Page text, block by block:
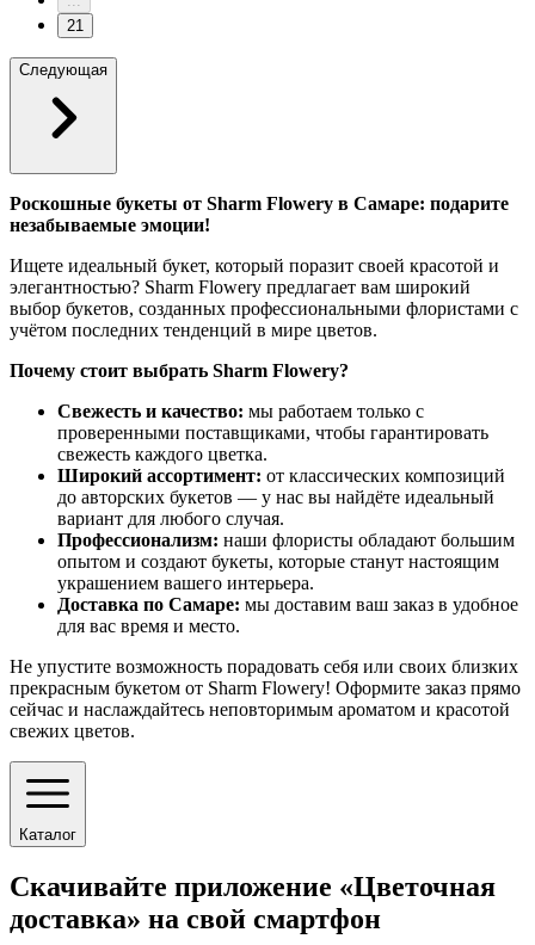
21
Следующая
Роскошные букеты от Sharm Flowery в Самаре: подарите
незабываемые эмоции!
Ищете идеальный букет, который поразит своей красотой и
элегантностью? Sharm Flowery предлагает вам широкий
выбор букетов, созданных профессиональными флористами с
учётом последних тенденций в мире цветов.
Почему стоит выбрать Sharm Flowery?
Свежесть и качество: мы работаем только с
проверенными поставщиками, чтобы гарантировать
свежесть каждого цветка.
Широкий ассортимент: от классических композиций
до авторских букетов — у нас вы найдёте идеальный
вариант для любого случая.
Профессионализм: наши флористы обладают большим
опытом и создают букеты, которые станут настоящим
украшением вашего интерьера.
Доставка по Самаре: мы доставим ваш заказ в удобное
для вас время и место.
Не упустите возможность порадовать себя или своих близких
прекрасным букетом от Sharm Flowery! Оформите заказ прямо
сейчас и наслаждайтесь неповторимым ароматом и красотой
свежих цветов.
Каталог
Скачивайте приложение «Цветочная
доставка» на свой смартфон